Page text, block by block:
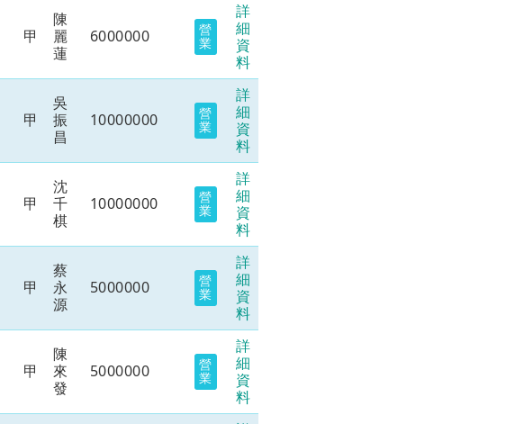
甲
陳
麗
蓮
6000000 營
業
詳
細
資
料
甲
吳
振
昌
10000000 營
業
詳
細
資
料
甲
沈
千
棋
10000000 營
業
詳
細
資
料
甲
蔡
永
源
5000000 營
業
詳
細
資
料
甲
陳
來
發
5000000 營
業
詳
細
資
料